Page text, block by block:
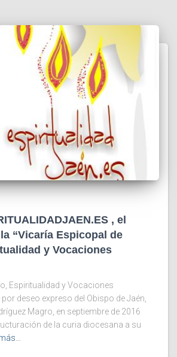
, el
“Vicaría Espicopal de
y Vocaciones
Espiritualidad y Vocaciones
deseo expreso del Obispo de Jaén,
Magro, en septiembre de 2016
de la curia diocesana a su